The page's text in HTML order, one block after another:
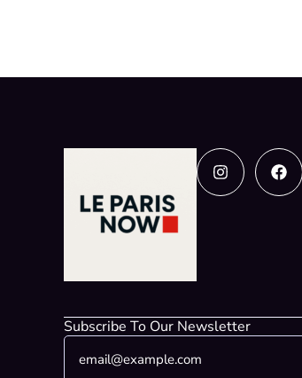
Instagram
Subscribe To Our Newsletter
*E